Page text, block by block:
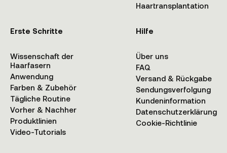
Haartransplantation
Erste Schritte
Wissenschaft der
Haarfasern
Anwendung
Farben & Zubehör
Tägliche Routine
Vorher & Nachher
Produktlinien
Video-Tutorials
Hilfe
Über uns
FAQ
Versand & Rückgabe
Sendungsverfolgung
Kundeninformation
Datenschutzerklärung
Cookie-Richtlinie